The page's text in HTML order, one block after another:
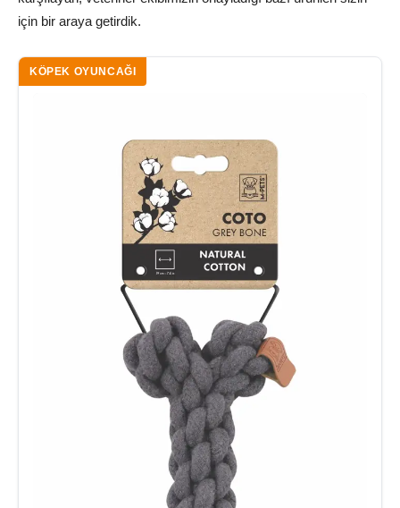
için bir araya getirdik.
KÖPEK OYUNCAĞI